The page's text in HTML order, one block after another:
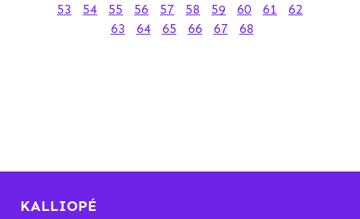
53
54 55 56 57 58 59 60 61
62
63
64 65 66 67 68
KALLIOPÉ